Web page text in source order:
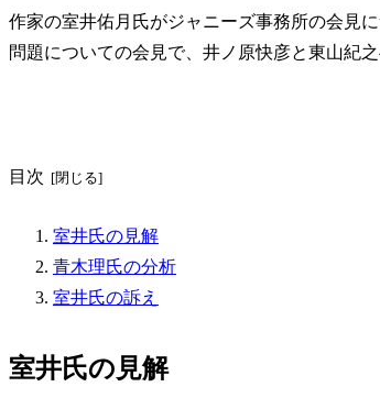
作家の室井佑月氏がジャニーズ事務所の会見
問題についての会見で、井ノ原快彦と東山紀
目次
室井氏の見解
青木理氏の分析
室井氏の訴え
室井氏の見解